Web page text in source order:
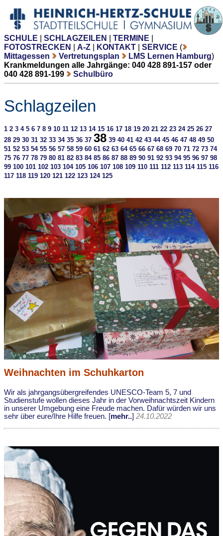
SCHULE SCHLAGZEILEN TERMINE
FOTOSTRECKEN
A-Z KONTAKT SERVICE (
Mittagessen
Vertretungsplan LMS Lernen Hamburg)
Krankmeldungen alle Jahrgänge: 040 428 891-157 oder
040 428 891-199
Schulbüro
Schlagzeilen
1 2 3 4 5 6 7 8 9 10 11 12 13 14 15 16 17 18 19 20 21 22 23 24 25 26 27
28 29 30 31 32 33 34 35 36 37 38 39 40 41 42 43 44 45 46 47 48 49 50
51 52 53 54 55 56 57 58 59 60 61 62 63 64 65 66 67 68 69 70 71 72 73 74
75 76 77 78 79 80 81 82 83 84 85 86 87 88 89 90 91 92 93 94 95 96 97 98
99 100 101 102 103 104 105 106 107 108 109 110 111 112 113 114 115 116
117 118 119 120 121 122 123 124 125
Weihnachten im Schuhkarton
Wir als jahrgangsübergreifendes UNESCO-Team 5, 7 und
Studienstufe wollen dieses Jahr in der Vorweihnachtszeit Kindern
in unserer Umgebung eine Freude machen. Dafür würden wir uns
sehr über eure/Ihre Hilfe freuen. [mehr..] 24.10.2022